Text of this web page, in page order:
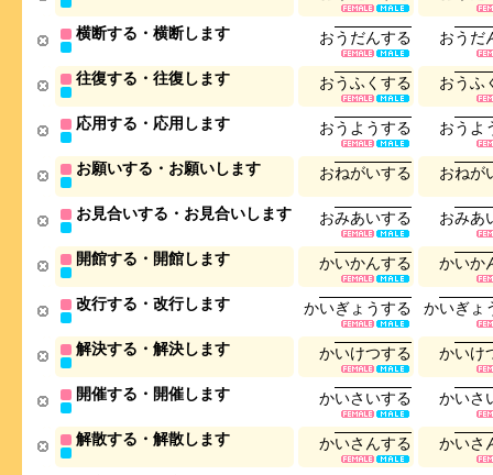
横断する・横断します おう だんする おう だ
往復する・往復します おうふ く する おうふ
応用する・応用します おう よ うする おう よ
お願いする・お願いします おねがいする おねが
お見合いする・お見合いします おみあいする おみあ
開館する・開館します かいかんする かいか
改行する・改行します かいぎ ょ うする かいぎ ょ
解決する・解決します かいけつする かいけ
開催する・開催します かいさ いする かいさ
解散する・解散します かいさ んする かいさ